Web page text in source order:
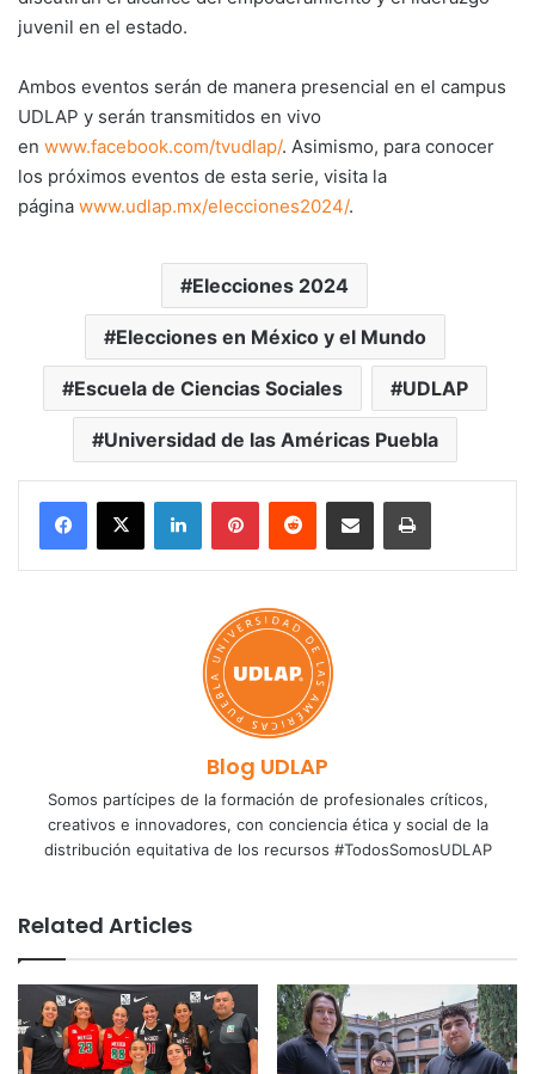
juvenil en el estado.
Ambos eventos serán de manera presencial en el campus
UDLAP y serán transmitidos en vivo
en www.facebook.com/tvudlap/. Asimismo, para conocer
los próximos eventos de esta serie, visita la
página www.udlap.mx/elecciones2024/.
Elecciones 2024
Elecciones en México y el Mundo
Escuela de Ciencias Sociales UDLAP
Universidad de las Américas Puebla
LinkedInPinterestReddit Share via Email Print
Blog UDLAP
Somos partícipes de la formación de profesionales críticos,
creativos e innovadores, con conciencia ética y social de la
distribución equitativa de los recursos #TodosSomosUDLAP
Related Articles